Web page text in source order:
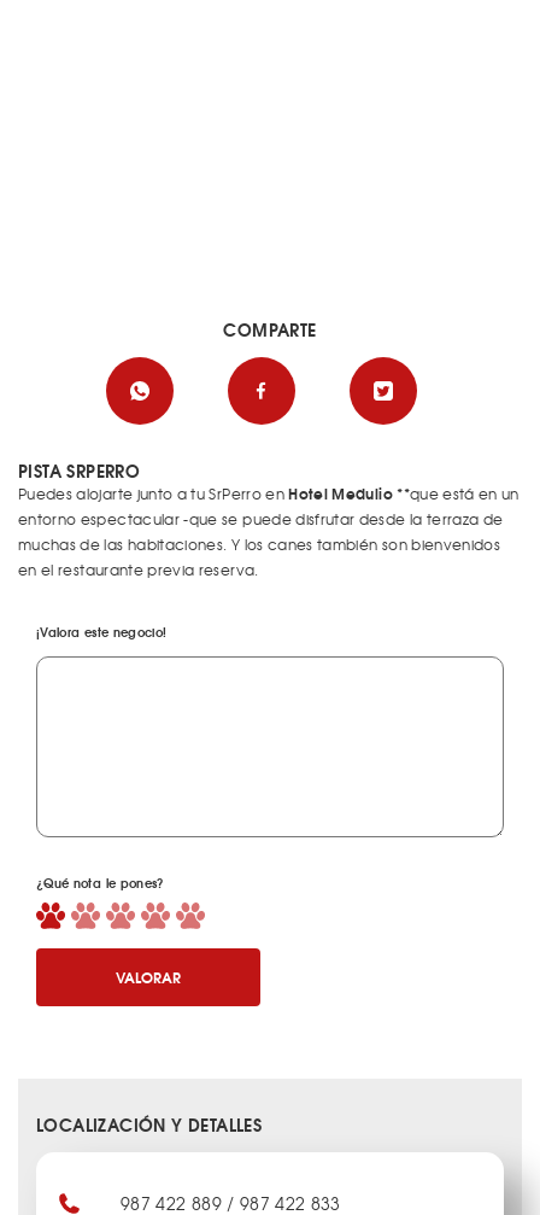
PISTA SRPERRO
Puedes alojarte junto a tu SrPerro enHotel Medulio **que está en un
entorno espectacular -que se puede disfrutar desde la terraza de
muchas de las habitaciones. Y los canes también son bienvenidos
en el restaurante previa reserva.
¡Valora este negocio!
¿Qué nota le pones?
VALORAR
COMPARTE
LOCALIZACIÓN Y DETALLES
987 422 889 / 987 422 833